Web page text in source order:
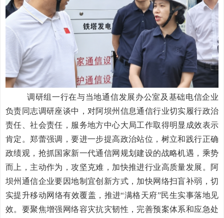
调研组一行在与当地通信发展办公室及基础电信企业
负责同志调研座谈中，对阿坝州信息通信行业切实履行政治
责任、社会责任，服务地方中心大局工作取得明显成效表示
肯定。郑蕾强调，要进一步提高政治站位，树立和践行正确
政绩观，抢抓国家新一代通信网规划建设的战略机遇，乘势
而上，主动作为，攻坚克难，加快推进行业高质量发展。阿
坝州通信企业要因地制宜创新方式，加快网络扫盲补弱，切
实提升移动网络有效覆盖，推进“满格天府”民生实事落地见
效。要聚焦增强网络容灾抗灾韧性，完善预案体系和应急处